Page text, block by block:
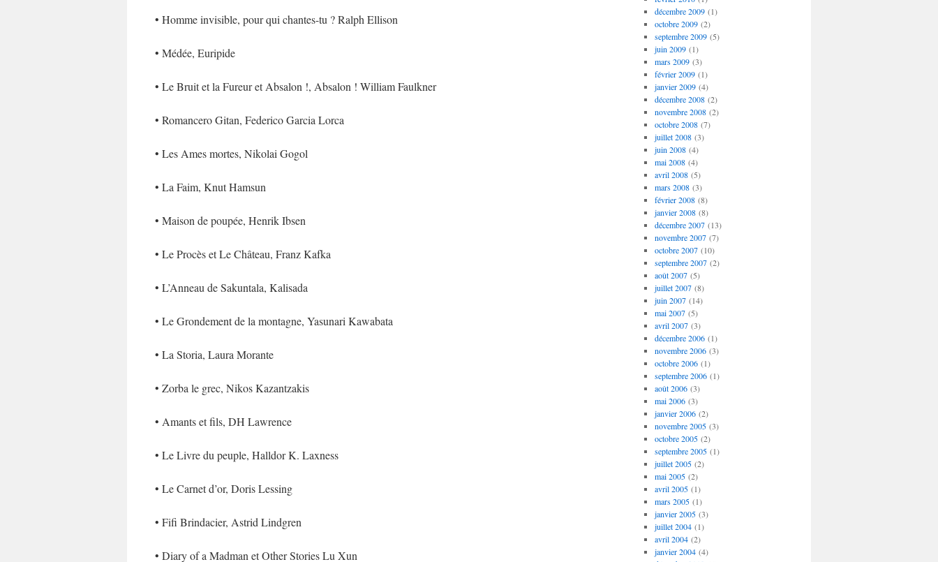
• Homme invisible, pour qui chantes-tu ? Ralph Ellison
• Médée, Euripide
• Le Bruit et la Fureur et Absalon !, Absalon ! William Faulkner
• Romancero Gitan, Federico Garcia Lorca
• Les Ames mortes, Nikolai Gogol
• La Faim, Knut Hamsun
• Maison de poupée, Henrik Ibsen
• Le Procès et Le Château, Franz Kafka
• L’Anneau de Sakuntala, Kalisada
• Le Grondement de la montagne, Yasunari Kawabata
• La Storia, Laura Morante
• Zorba le grec, Nikos Kazantzakis
• Amants et fils, DH Lawrence
• Le Livre du peuple, Halldor K. Laxness
• Le Carnet d’or, Doris Lessing
• Fifi Brindacier, Astrid Lindgren
• Diary of a Madman et Other Stories Lu Xun
décembre 2009(1)
octobre 2009(2)
septembre 2009(5)
juin 2009(1)
mars 2009(3)
février 2009(1)
janvier 2009(4)
décembre 2008(2)
novembre 2008(2)
octobre 2008(7)
juillet 2008(3)
juin 2008(4)
mai 2008(4)
avril 2008(5)
mars 2008(3)
février 2008(8)
janvier 2008(8)
décembre 2007(13)
novembre 2007(7)
octobre 2007(10)
septembre 2007(2)
août 2007(5)
juillet 2007(8)
juin 2007(14)
mai 2007(5)
avril 2007(3)
décembre 2006(1)
novembre 2006(3)
octobre 2006(1)
septembre 2006(1)
août 2006(3)
mai 2006(3)
janvier 2006(2)
novembre 2005(3)
octobre 2005(2)
septembre 2005(1)
juillet 2005(2)
mai 2005(2)
avril 2005(1)
mars 2005(1)
janvier 2005(3)
juillet 2004(1)
avril 2004(2)
janvier 2004(4)